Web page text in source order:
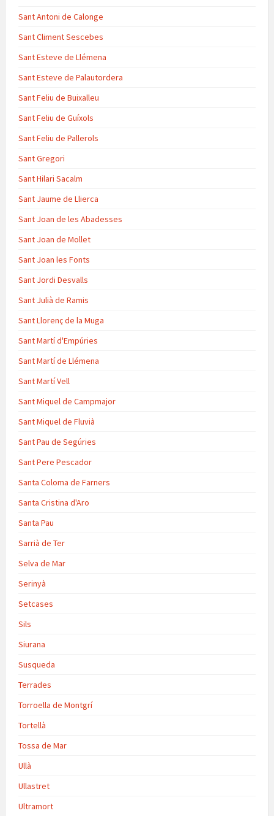
Sant Antoni de Calonge
Sant Climent Sescebes
Sant Esteve de Llémena
Sant Esteve de Palautordera
Sant Feliu de Buixalleu
Sant Feliu de Guíxols
Sant Feliu de Pallerols
Sant Gregori
Sant Hilari Sacalm
Sant Jaume de Llierca
Sant Joan de les Abadesses
Sant Joan de Mollet
Sant Joan les Fonts
Sant Jordi Desvalls
Sant Julià de Ramis
Sant Llorenç de la Muga
Sant Martí d'Empúries
Sant Martí de Llémena
Sant Martí Vell
Sant Miquel de Campmajor
Sant Miquel de Fluvià
Sant Pau de Segúries
Sant Pere Pescador
Santa Coloma de Farners
Santa Cristina d'Aro
Santa Pau
Sarrià de Ter
Selva de Mar
Serinyà
Setcases
Sils
Siurana
Susqueda
Terrades
Torroella de Montgrí
Tortellà
Tossa de Mar
Ullà
Ullastret
Ultramort